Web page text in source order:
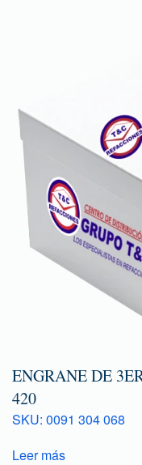
ENGRANE DE
420
SKU: 0091 304 068
Leer más